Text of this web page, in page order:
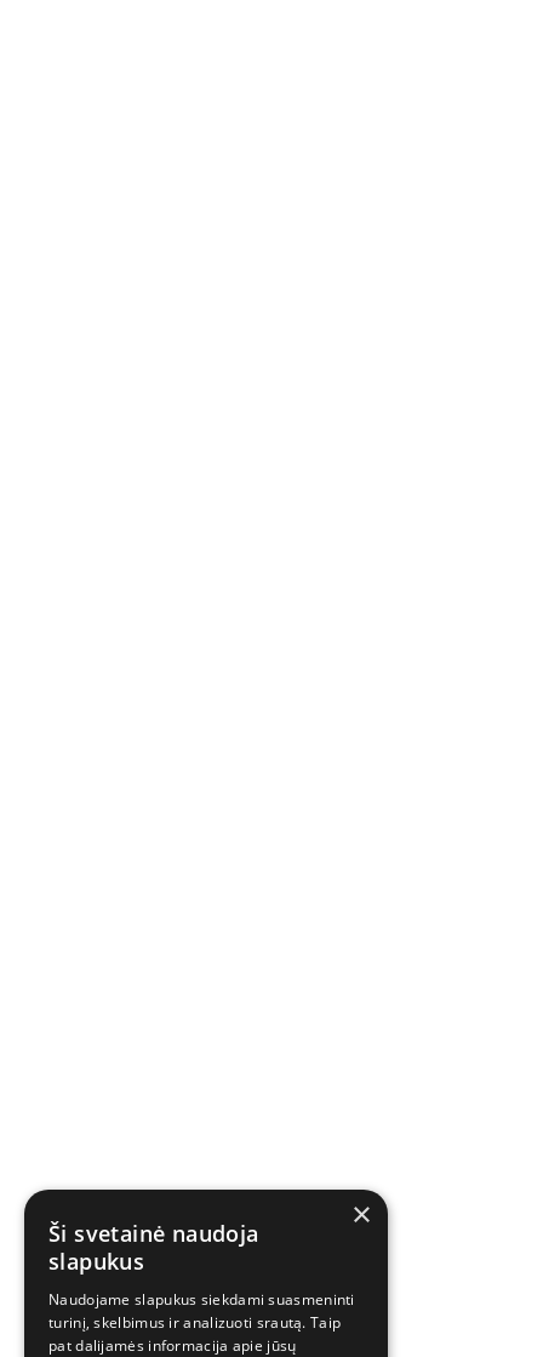
×
Ši svetainė naudoja
slapukus
Naudojame slapukus siekdami suasmeninti
turinį, skelbimus ir analizuoti srautą. Taip
pat dalijamės informacija apie jūsų